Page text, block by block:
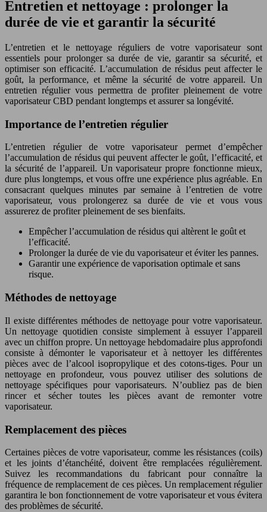
Entretien et nettoyage : prolonger la
durée de vie et garantir la sécurité
L’entretien et le nettoyage réguliers de votre vaporisateur sont
essentiels pour prolonger sa durée de vie, garantir sa sécurité, et
optimiser son efficacité. L’accumulation de résidus peut affecter le
goût, la performance, et même la sécurité de votre appareil. Un
entretien régulier vous permettra de profiter pleinement de votre
vaporisateur CBD pendant longtemps et assurer sa longévité.
Importance de l’entretien régulier
L’entretien régulier de votre vaporisateur permet d’empêcher
l’accumulation de résidus qui peuvent affecter le goût, l’efficacité, et
la sécurité de l’appareil. Un vaporisateur propre fonctionne mieux,
dure plus longtemps, et vous offre une expérience plus agréable. En
consacrant quelques minutes par semaine à l’entretien de votre
vaporisateur, vous prolongerez sa durée de vie et vous vous
assurerez de profiter pleinement de ses bienfaits.
Empêcher l’accumulation de résidus qui altèrent le goût et
l’efficacité.
Prolonger la durée de vie du vaporisateur et éviter les pannes.
Garantir une expérience de vaporisation optimale et sans
risque.
Méthodes de nettoyage
Il existe différentes méthodes de nettoyage pour votre vaporisateur.
Un nettoyage quotidien consiste simplement à essuyer l’appareil
avec un chiffon propre. Un nettoyage hebdomadaire plus approfondi
consiste à démonter le vaporisateur et à nettoyer les différentes
pièces avec de l’alcool isopropylique et des cotons-tiges. Pour un
nettoyage en profondeur, vous pouvez utiliser des solutions de
nettoyage spécifiques pour vaporisateurs. N’oubliez pas de bien
rincer et sécher toutes les pièces avant de remonter votre
vaporisateur.
Remplacement des pièces
Certaines pièces de votre vaporisateur, comme les résistances (coils)
et les joints d’étanchéité, doivent être remplacées régulièrement.
Suivez les recommandations du fabricant pour connaître la
fréquence de remplacement de ces pièces. Un remplacement régulier
garantira le bon fonctionnement de votre vaporisateur et vous évitera
des problèmes de sécurité.